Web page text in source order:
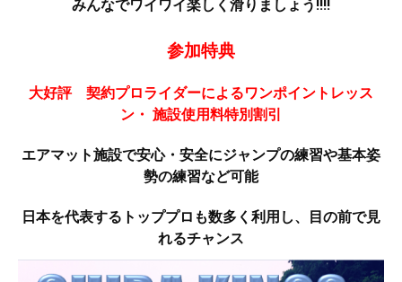
みんなでワイワイ楽しく滑りましょう!!!!
参加特典
大好評 契約プロライダーによるワンポイントレッス
ン・ 施設使用料特別割引
エアマット施設で安心・安全にジャンプの練習や基本姿
勢の練習など可能
日本を代表するトッププロも数多く利用し、目の前で見
れるチャンス